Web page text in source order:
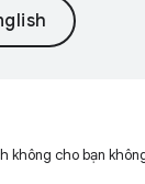
không cho bạn